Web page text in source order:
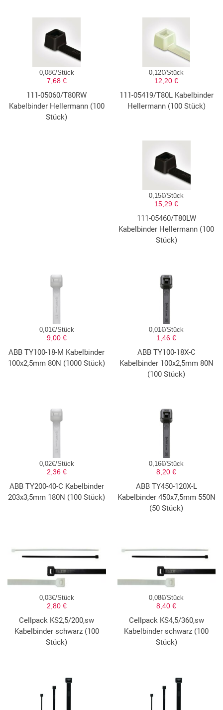
0,08€/Stück
7,68 €
111-05060/T80RW
Kabelbinder Hellermann (100
Stück)
0,12€/Stück
12,20 €
111-05419/T80L Kabelbinder
Hellermann (100 Stück)
0,15€/Stück
15,29 €
111-05460/T80LW
Kabelbinder Hellermann (100
Stück)
0,01€/Stück
9,00 €
ABB TY100-18-M Kabelbinder
100x2,5mm 80N (1000 Stück)
0,01€/Stück
1,46 €
ABB TY100-18X-C
Kabelbinder 100x2,5mm 80N
(100 Stück)
0,02€/Stück
2,36 €
ABB TY200-40-C Kabelbinder
203x3,5mm 180N (100 Stück)
0,16€/Stück
8,20 €
ABB TY450-120X-L
Kabelbinder 450x7,5mm 550N
(50 Stück)
0,03€/Stück
2,80 €
Cellpack KS2,5/200,sw
Kabelbinder schwarz (100
Stück)
0,08€/Stück
8,40 €
Cellpack KS4,5/360,sw
Kabelbinder schwarz (100
Stück)